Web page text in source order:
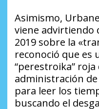
Asimismo,
viene advirtiendo
2019 sobre la
reconoció que es
“perestroika” roja
administración
para leer los
buscando el